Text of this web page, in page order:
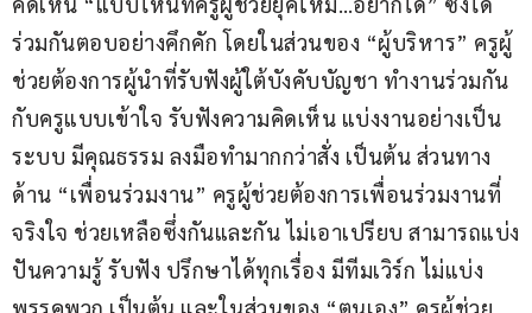
ร่วมกันตอบอย่างคึกคัก โดยในส่วนของ “ผู้บริหาร” ครูผู้
ช่วยต้องการผู้นำที่รับฟังผู้ใต้บังคับบัญชา ทำงานร่วมกัน
กับครูแบบเข้าใจ รับฟังความคิดเห็น แบ่งงานอย่างเป็น
ระบบ มีคุณธรรม ลงมือทำมากกว่าสั่ง เป็นต้น ส่วนทาง
ด้าน “เพื่อนร่วมงาน” ครูผู้ช่วยต้องการเพื่อนร่วมงานที่
จริงใจ ช่วยเหลือซึ่งกันและกัน ไม่เอาเปรียบ สามารถแบ่ง
ปันความรู้ รับฟัง ปรึกษาได้ทุกเรื่อง มีทีมเวิร์ก ไม่แบ่ง